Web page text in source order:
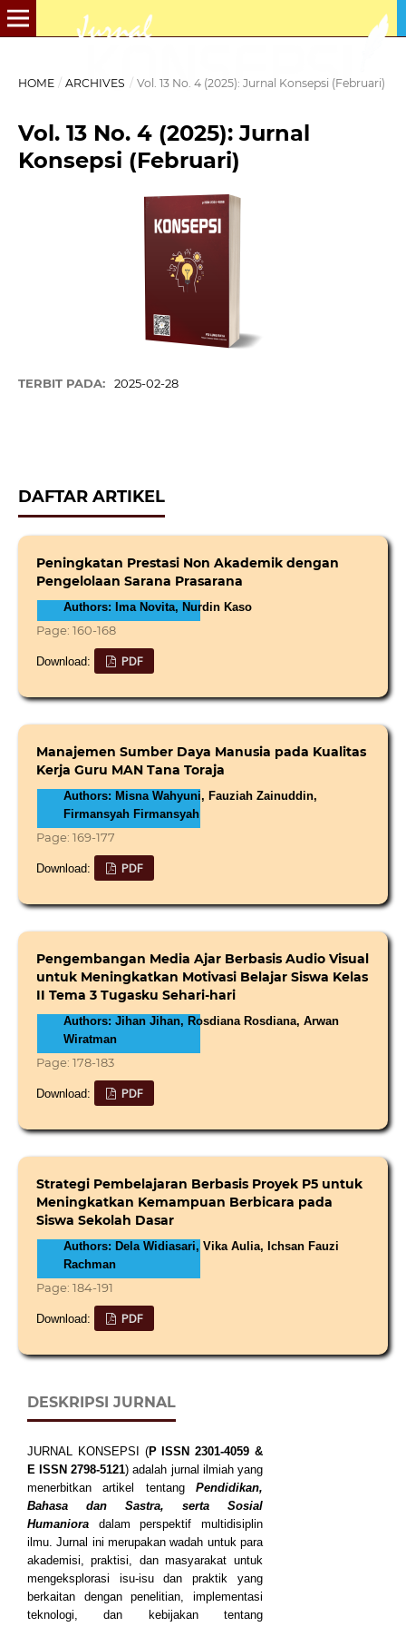
HOME / ARCHIVES / Vol. 13 No. 4 (2025): Jurnal Konsepsi (Februari)
Vol. 13 No. 4 (2025): Jurnal
Konsepsi (Februari)
TERBIT PADA: 2025-02-28
DAFTAR ARTIKEL
Peningkatan Prestasi Non Akademik dengan
Pengelolaan Sarana Prasarana
Authors: Ima Novita, Nurdin Kaso
Page: 160-168
Download: PDF
Manajemen Sumber Daya Manusia pada Kualitas
Kerja Guru MAN Tana Toraja
Authors: Misna Wahyuni, Fauziah Zainuddin,
Firmansyah Firmansyah
Page: 169-177
Download: PDF
Pengembangan Media Ajar Berbasis Audio Visual
untuk Meningkatkan Motivasi Belajar Siswa Kelas
II Tema 3 Tugasku Sehari-hari
Authors: Jihan Jihan, Rosdiana Rosdiana, Arwan
Wiratman
Page: 178-183
Download: PDF
Strategi Pembelajaran Berbasis Proyek P5 untuk
Meningkatkan Kemampuan Berbicara pada
Siswa Sekolah Dasar
Authors: Dela Widiasari, Vika Aulia, Ichsan Fauzi
Rachman
Page: 184-191
Download: PDF
DESKRIPSI JURNAL
JURNAL KONSEPSI (P ISSN2301-4059 &
E ISSN2798-5121) adalah jurnal ilmiah yang
menerbitkan artikel tentang Pendidikan,
Bahasa dan Sastra, serta Sosial
Humaniora dalam perspektif multidisiplin
ilmu. Jurnal ini merupakan wadah untuk para
akademisi, praktisi, dan masyarakat untuk
mengeksplorasi isu-isu dan praktik yang
berkaitan dengan penelitian, implementasi
teknologi, dan kebijakan tentang